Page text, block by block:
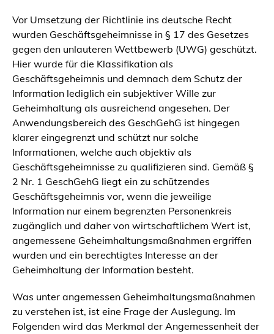
Vor Umsetzung der Richtlinie ins deutsche Recht
wurden Geschäftsgeheimnisse in § 17 des Gesetzes
gegen den unlauteren Wettbewerb (UWG) geschützt.
Hier wurde für die Klassifikation als
Geschäftsgeheimnis und demnach dem Schutz der
Information lediglich ein subjektiver Wille zur
Geheimhaltung als ausreichend angesehen. Der
Anwendungsbereich des GeschGehG ist hingegen
klarer eingegrenzt und schützt nur solche
Informationen, welche auch objektiv als
Geschäftsgeheimnisse zu qualifizieren sind. Gemäß §
2 Nr. 1 GeschGehG liegt ein zu schützendes
Geschäftsgeheimnis vor, wenn die jeweilige
Information nur einem begrenzten Personenkreis
zugänglich und daher von wirtschaftlichem Wert ist,
angemessene Geheimhaltungsmaßnahmen ergriffen
wurden und ein berechtigtes Interesse an der
Geheimhaltung der Information besteht.
Was unter angemessen Geheimhaltungsmaßnahmen
zu verstehen ist, ist eine Frage der Auslegung. Im
Folgenden wird das Merkmal der Angemessenheit der